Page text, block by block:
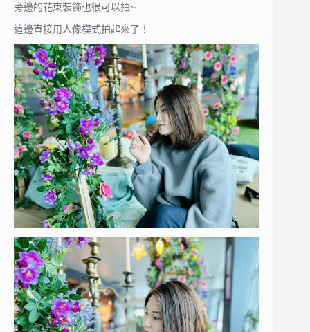
旁邊的花束裝飾也很可以拍~
這邊直接用人像模式拍起來了！